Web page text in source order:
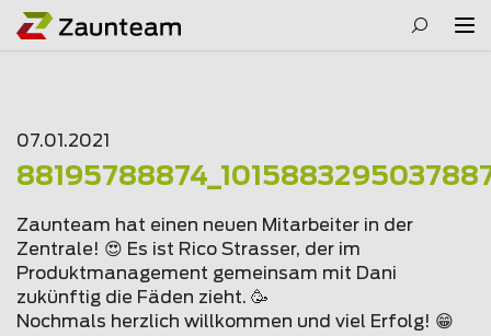
07.01.2021
Zaunteam hat einen neuen Mitarbeiter in der
Zentrale! 😍 Es ist Rico Strasser, der im
Produktmanagement gemeinsam mit Dani
zukünftig die Fäden zieht. 🥳
Nochmals herzlich willkommen und viel Erfolg! 😁